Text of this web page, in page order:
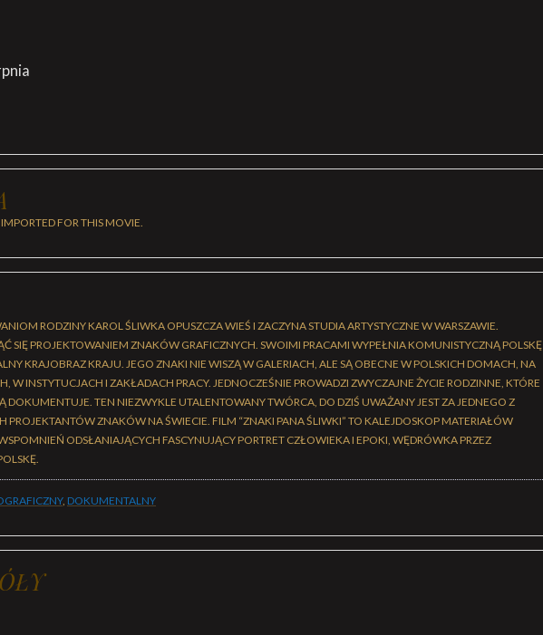
FOR THIS MOVIE.
RODZINY KAROL ŚLIWKA OPUSZCZA WIEŚ I ZACZYNA STUDIA ARTYSTYCZNE W WARSZAWIE.
SIĘ PROJEKTOWANIEM ZNAKÓW GRAFICZNYCH. SWOIMI PRACAMI WYPEŁNIA KOMUNISTYCZNĄ POLSKĘ
KRAJOBRAZ KRAJU. JEGO ZNAKI NIE WISZĄ W GALERIACH, ALE SĄ OBECNE W POLSKICH DOMACH, NA
W INSTYTUCJACH I ZAKŁADACH PRACY. JEDNOCZEŚNIE PROWADZI ZWYCZAJNE ŻYCIE RODZINNE, KTÓRE
DOKUMENTUJE. TEN NIEZWYKLE UTALENTOWANY TWÓRCA, DO DZIŚ UWAŻANY JEST ZA JEDNEGO Z
PROJEKTANTÓW ZNAKÓW NA ŚWIECIE. FILM “ZNAKI PANA ŚLIWKI” TO KALEJDOSKOP MATERIAŁÓW
ODSŁANIAJĄCYCH FASCYNUJĄCY PORTRET CZŁOWIEKA I EPOKI, WĘDRÓWKA PRZEZ
, DOKUMENTALNY